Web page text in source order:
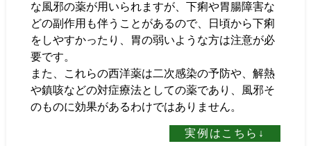
な風邪の薬が用いられますが、下痢や胃腸障害な
どの副作用も伴うことがあるので、日頃から下痢
をしやすかったり、胃の弱いような方は注意が必
要です。
また、これらの西洋薬は二次感染の予防や、解熱
や鎮咳などの対症療法としての薬であり、風邪そ
のものに効果があるわけではありません。
実例はこちら↓